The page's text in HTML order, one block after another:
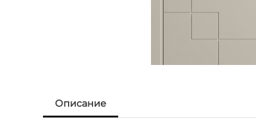
Описание